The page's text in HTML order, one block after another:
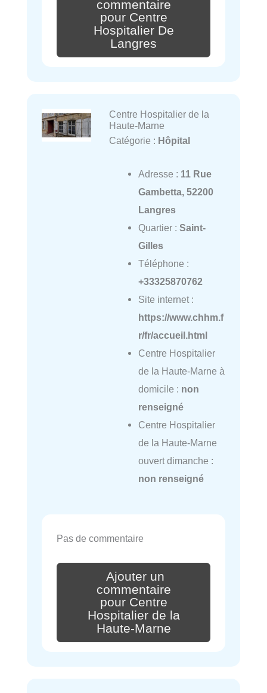
commentaire
pour Centre
Hospitalier De
Langres
Centre Hospitalier de la
Haute-Marne
Catégorie : Hôpital
Adresse : 11 Rue
Gambetta, 52200
Langres
Quartier : Saint-
Gilles
Téléphone :
+33325870762
Site internet :
https://www.chhm.f
r/fr/accueil.html
Centre Hospitalier
de la Haute-Marne à
domicile : non
renseigné
Centre Hospitalier
de la Haute-Marne
ouvert dimanche :
non renseigné
Pas de commentaire
Ajouter un
commentaire
pour Centre
Hospitalier de la
Haute-Marne